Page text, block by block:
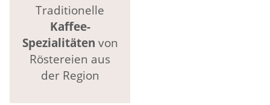
Traditionelle
Kaffee-
Spezialitäten von
Röstereien aus
der Region